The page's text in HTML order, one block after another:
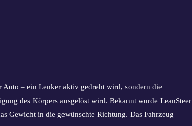
– ein Lenker aktiv gedreht wird, sondern die
des Körpers ausgelöst wird. Bekannt wurde LeanSteer
Gewicht in die gewünschte Richtung. Das Fahrzeug